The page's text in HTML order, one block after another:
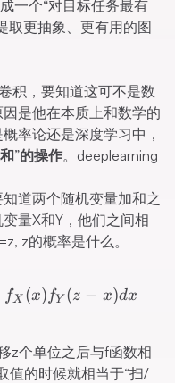
一个“对目标任务最有
取更抽象、更有用的图
积，要知道这可不是数
是他在本质上和数学的
率论还是深度学习中，
”的操作。deeplearning
道两个随机变量加和之
量X和Y，他们之间相
z的概率是什么。
=(f * g)(z) =
fX (x) fY (z − x)dx
z个单位之后与f函数相
值的时候就相当于“扫/